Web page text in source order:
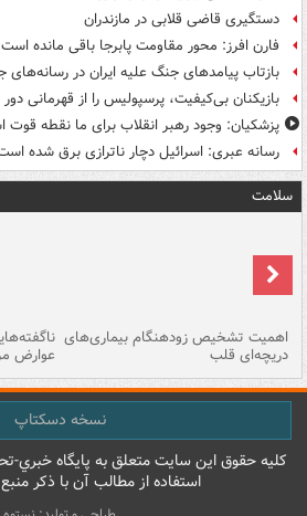
دستگیری قاضی قلابی در مازندران
فارن افرز: محور مقاومت پابرجا باقی مانده است
بازتاب پیامدهای جنگ علیه ایران در رسانه‌های
بازیکنان بی‌کیفیت، پرسپولیس را از قهرمانی دور
پزشکیان: وجود رهبر انقلاب برای ما نقطه
رسانه عبری: اسرائیل دچار ناترازی برق شده
سلامت
اهمیت تشخیص زودهنگام بیماری‌های
دریچه‌ای قلب عوارض
نسخه دسکتاپ
کليه حقوق اين سايت متعلق به پایگاه خبري-
استفاده از مطالب آن با ذکر